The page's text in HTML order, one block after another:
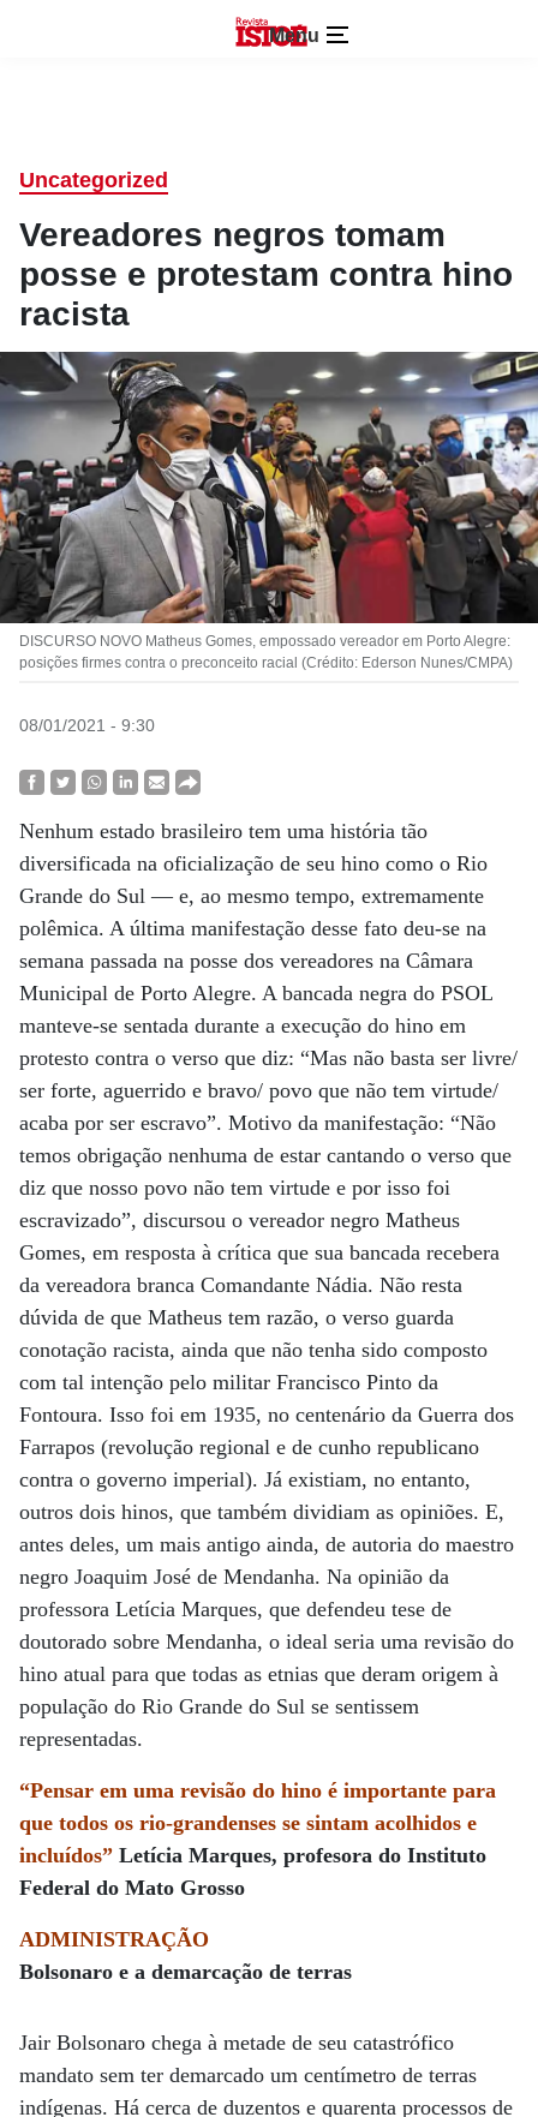
Menu
Uncategorized
Vereadores negros tomam
posse e protestam contra hino
racista
DISCURSO NOVO Matheus Gomes, empossado vereador em Porto Alegre:
posições firmes contra o preconceito racial (Crédito: Ederson Nunes/CMPA)
08/01/2021 - 9:30
Nenhum estado brasileiro tem uma história tão
diversificada na oficialização de seu hino como o Rio
Grande do Sul — e, ao mesmo tempo, extremamente
polêmica. A última manifestação desse fato deu-se na
semana passada na posse dos vereadores na Câmara
Municipal de Porto Alegre. A bancada negra do PSOL
manteve-se sentada durante a execução do hino em
protesto contra o verso que diz: “Mas não basta ser livre/
ser forte, aguerrido e bravo/ povo que não tem virtude/
acaba por ser escravo”. Motivo da manifestação: “Não
temos obrigação nenhuma de estar cantando o verso que
diz que nosso povo não tem virtude e por isso foi
escravizado”, discursou o vereador negro Matheus
Gomes, em resposta à crítica que sua bancada recebera
da vereadora branca Comandante Nádia. Não resta
dúvida de que Matheus tem razão, o verso guarda
conotação racista, ainda que não tenha sido composto
com tal intenção pelo militar Francisco Pinto da
Fontoura. Isso foi em 1935, no centenário da Guerra dos
Farrapos (revolução regional e de cunho republicano
contra o governo imperial). Já existiam, no entanto,
outros dois hinos, que também dividiam as opiniões. E,
antes deles, um mais antigo ainda, de autoria do maestro
negro Joaquim José de Mendanha. Na opinião da
professora Letícia Marques, que defendeu tese de
doutorado sobre Mendanha, o ideal seria uma revisão do
hino atual para que todas as etnias que deram origem à
população do Rio Grande do Sul se sentissem
representadas.
“Pensar em uma revisão do hino é importante para
que todos os rio-grandenses se sintam acolhidos e
incluídos” Letícia Marques, profesora do Instituto
Federal do Mato Grosso
ADMINISTRAÇÃO
Bolsonaro e a demarcação de terras
Jair Bolsonaro chega à metade de seu catastrófico
mandato sem ter demarcado um centímetro de terras
indígenas. Há cerca de duzentos e quarenta processos de